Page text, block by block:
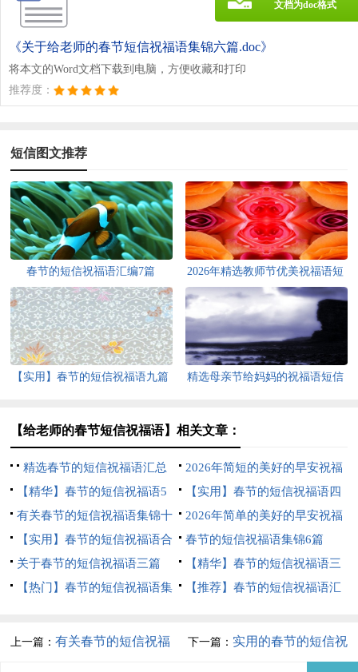
《关于给老师的春节短信祝福语集锦六篇.doc》
将本文的Word文档下载到电脑，方便收藏和打印
推荐度：
文档为doc格式
短信图文推荐
春节的短信祝福语汇编7篇
2026年精选教师节优美祝福语短
信锦集34句
【实用】春节的短信祝福语九篇
精选母亲节给妈妈的祝福语短信
【给老师的春节短信祝福语】相关文章：
精选春节的短信祝福语汇总
六篇
2026年简短的美好的早安祝福
语短信大汇总57条
【精华】春节的短信祝福语5
篇
【实用】春节的短信祝福语四
篇
有关春节的短信祝福语集锦十
篇
2026年简单的美好的早安祝福
语短信53条
【实用】春节的短信祝福语合
集八篇
春节的短信祝福语集锦6篇
关于春节的短信祝福语三篇
【精华】春节的短信祝福语三
篇
【热门】春节的短信祝福语集
【推荐】春节的短信祝福语汇
上一篇：有关春节的短信祝福
下一篇： 实用的春节的短信祝